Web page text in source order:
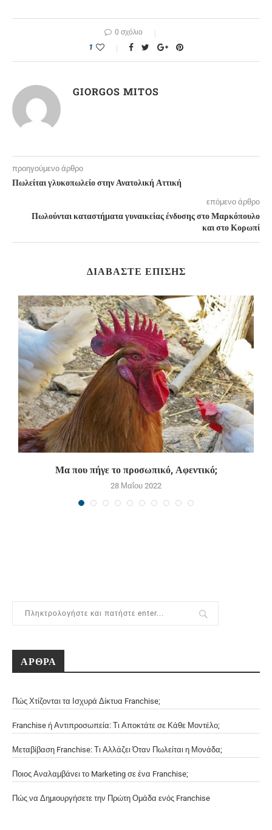
0 σχόλιο
1
GIORGOS MITOS
προηγούμενο άρθρο
Πωλείται γλυκοπωλείο στην Ανατολική Αττική
επόμενο άρθρο
Πωλούνται καταστήματα γυναικείας ένδυσης στο Μαρκόπουλο
και στο Κορωπί
ΔΙΑΒΆΣΤΕ ΕΠΊΣΗΣ
Μα που πήγε το προσωπικό, Αφεντικό;
28 Μαΐου 2022
ΑΡΘΡΑ
Πώς Χτίζονται τα Ισχυρά Δίκτυα Franchise;
Franchise ή Αντιπροσωπεία: Τι Αποκτάτε σε Κάθε Μοντέλο;
Μεταβίβαση Franchise: Τι Αλλάζει Όταν Πωλείται η Μονάδα;
Ποιος Αναλαμβάνει το Marketing σε ένα Franchise;
Πώς να Δημιουργήσετε την Πρώτη Ομάδα ενός Franchise